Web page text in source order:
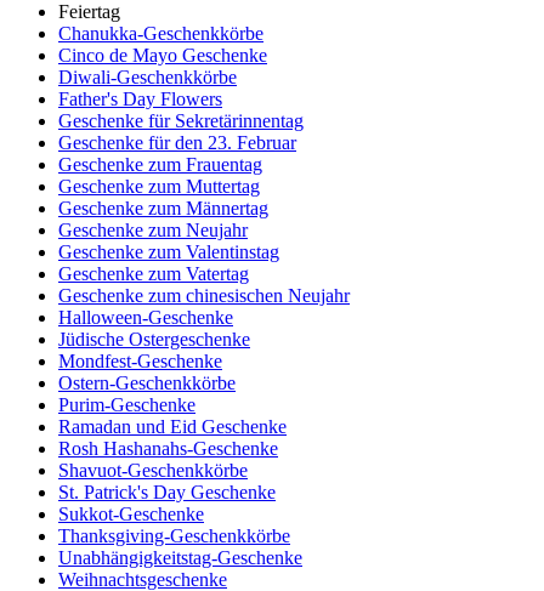
Feiertag
Chanukka-Geschenkkörbe
Cinco de Mayo Geschenke
Diwali-Geschenkkörbe
Father's Day Flowers
Geschenke für Sekretärinnentag
Geschenke für den 23. Februar
Geschenke zum Frauentag
Geschenke zum Muttertag
Geschenke zum Männertag
Geschenke zum Neujahr
Geschenke zum Valentinstag
Geschenke zum Vatertag
Geschenke zum chinesischen Neujahr
Halloween-Geschenke
Jüdische Ostergeschenke
Mondfest-Geschenke
Ostern-Geschenkkörbe
Purim-Geschenke
Ramadan und Eid Geschenke
Rosh Hashanahs-Geschenke
Shavuot-Geschenkkörbe
St. Patrick's Day Geschenke
Sukkot-Geschenke
Thanksgiving-Geschenkkörbe
Unabhängigkeitstag-Geschenke
Weihnachtsgeschenke